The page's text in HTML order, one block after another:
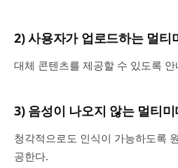
2) 사용자가 업로드하는 멀티
대체 콘텐츠를 제공할 수 있도록
3) 음성이 나오지 않는 멀티미
청각적으로도 인식이 가능하도록
공한다.